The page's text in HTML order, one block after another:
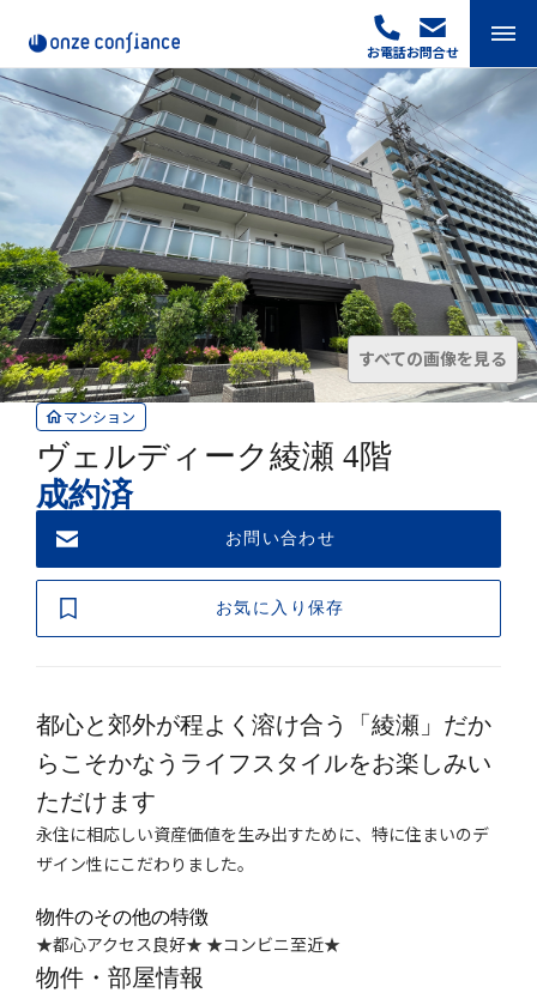
content
お電話お問合せ
マンション
ヴェルディーク綾瀬 4階
成約済
お問い合わせ
お気に入り保存
すべての画像を見る
都心と郊外が程よく溶け合う「綾瀬」だか
らこそかなうライフスタイルをお楽しみい
ただけます
永住に相応しい資産価値を生み出すために、特に住まいのデ
ザイン性にこだわりました。
物件のその他の特徴
★都心アクセス良好★ ★コンビニ至近★
物件・部屋情報